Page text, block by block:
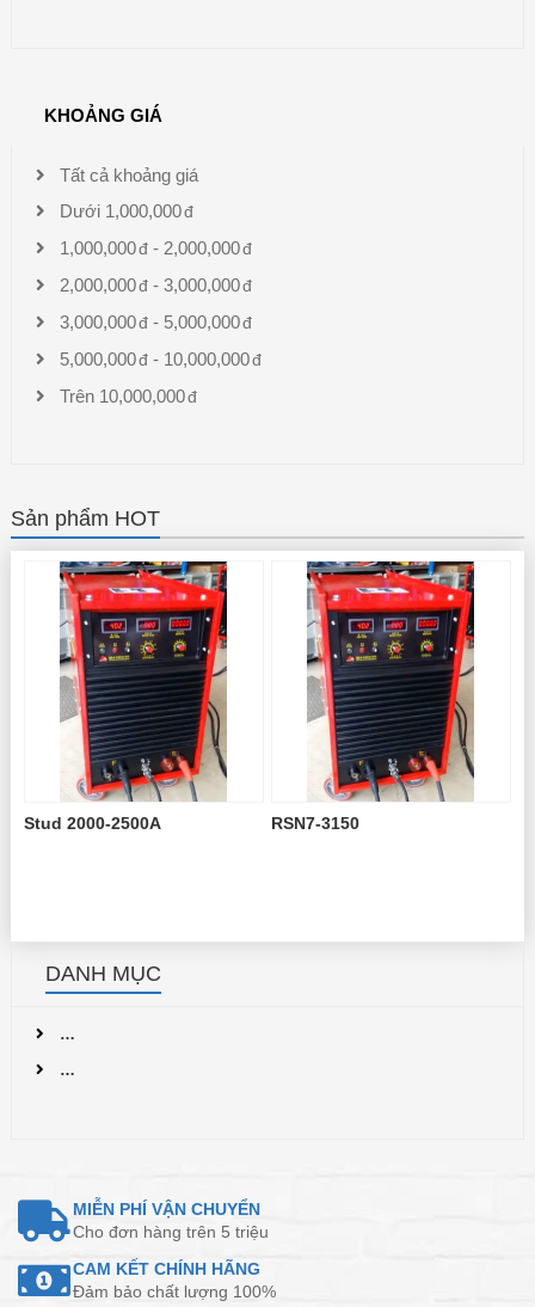
KHOẢNG GIÁ
Tất cả khoảng giá
Dưới 1,000,000
1,000,000 - 2,000,000
2,000,000 - 3,000,000
3,000,000 - 5,000,000
5,000,000 - 10,000,000
Trên 10,000,000
Sản phẩm HOT
Stud 2000-2500A RSN7-3150
DANH MỤC
…
…
MIỄN PHÍ VẬN CHUYỂN
Cho đơn hàng trên 5 triệu
CAM KẾT CHÍNH HÃNG
Đảm bảo chất lượng 100%